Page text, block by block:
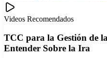
Videos Recomendados
TCC para la Gestión de
Entender Sobre la Ira